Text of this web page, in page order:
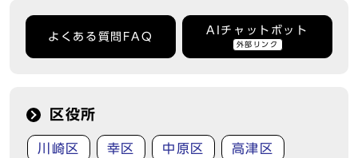
よくある質問FAQ
AIチャットボット
外部リンク
区役所
川崎区 幸区 中原区 高津区